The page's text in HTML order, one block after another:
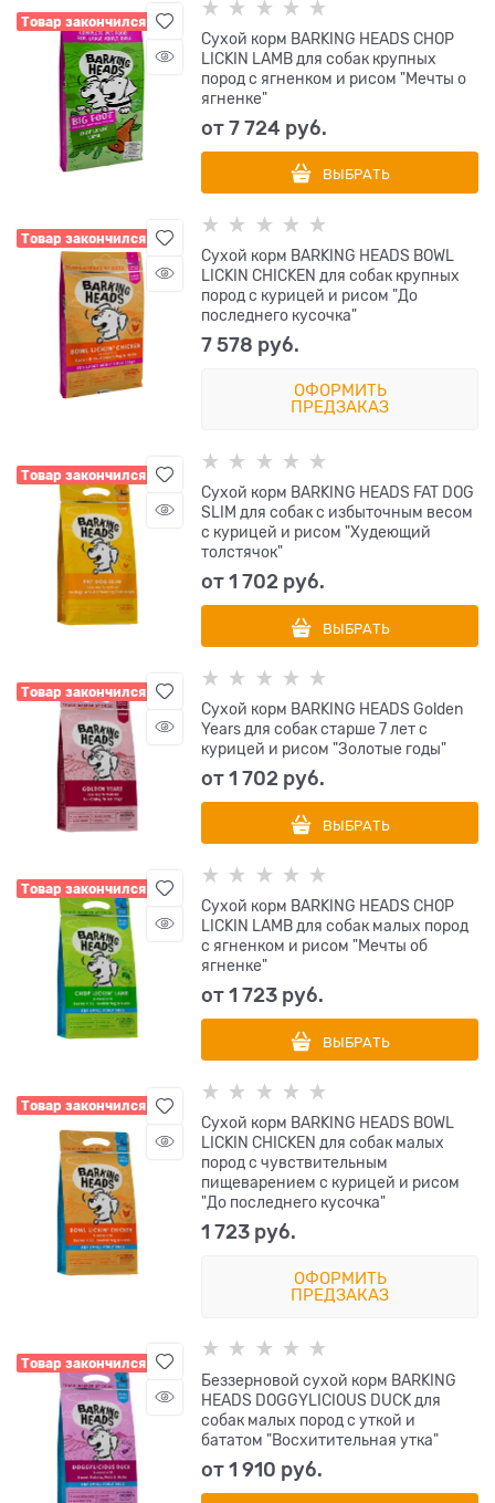
Товар закончился
Сухой корм BARKING HEADS CHOP
LICKIN LAMB для собак крупных
пород с ягненком и рисом "Мечты о
ягненке"
от7 724 руб.
ВЫБРАТЬ
Товар закончился
Сухой корм BARKING HEADS BOWL
LICKIN CHICKEN для собак крупных
пород с курицей и рисом "До
последнего кусочка"
7 578 руб.
ОФОРМИТЬ
ПРЕДЗАКАЗ
Товар закончился
Сухой корм BARKING HEADS FAT DOG
SLIM для собак с избыточным весом
с курицей и рисом "Худеющий
толстячок"
от1 702 руб.
ВЫБРАТЬ
Товар закончился
Сухой корм BARKING HEADS Golden
Years для собак старше 7 лет с
курицей и рисом "Золотые годы"
от1 702 руб.
ВЫБРАТЬ
Товар закончился
Сухой корм BARKING HEADS CHOP
LICKIN LAMB для собак малых пород
с ягненком и рисом "Мечты об
ягненке"
от1 723 руб.
ВЫБРАТЬ
Товар закончился
Сухой корм BARKING HEADS BOWL
LICKIN CHICKEN для собак малых
пород с чувствительным
пищеварением с курицей и рисом
"До последнего кусочка"
1 723 руб.
ОФОРМИТЬ
ПРЕДЗАКАЗ
Товар закончился
Беззерновой сухой корм BARKING
HEADS DOGGYLICIOUS DUCK для
собак малых пород с уткой и
бататом "Восхитительная утка"
от1 910 руб.